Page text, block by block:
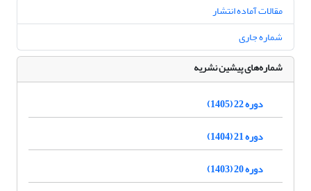
مقالات آماده انتشار
شماره جاری
شماره‌های پیشین نشریه
دوره 22 (1405)
دوره 21 (1404)
دوره 20 (1403)